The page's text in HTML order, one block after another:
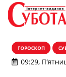
ГОРОСКОП
09:29,